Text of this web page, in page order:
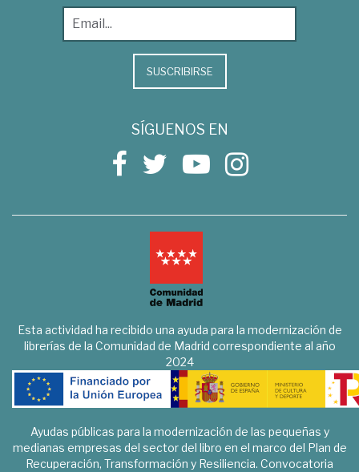
SUSCRIBIRSE
SÍGUENOS EN
Esta actividad ha recibido una ayuda para la modernización de
librerías de la Comunidad de Madrid correspondiente al año
2024
Ayudas públicas para la modernización de las pequeñas y
medianas empresas del sector del libro en el marco del Plan de
Recuperación, Transformación y Resiliencia. Convocatoria